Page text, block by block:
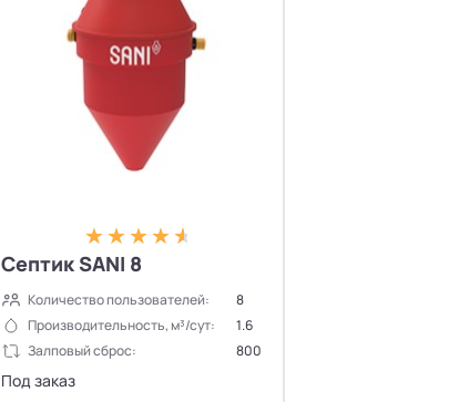
Септик SANI 8
Количество пользователей:
8
Производительность, м³/сут:
1.6
Залповый сброс:
800
Под заказ